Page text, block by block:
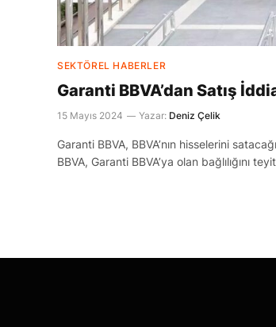
SEKTÖREL HABERLER
Garanti BBVA’dan Satış
15 Mayıs 2024 Yazar: Deniz Çelik
Garanti BBVA, BBVA’nın hisselerini
BBVA, Garanti BBVA’ya olan bağlılığını